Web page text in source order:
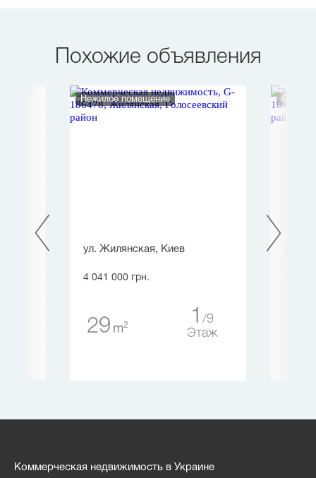
Похожие объявления
Нежилое помещение
ул. Жилянская, Киев
4 041 000 грн.
29 m2 1
9
Этаж
Офис
Коммерческая недвижимость в Украине